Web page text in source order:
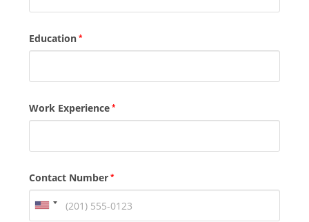
Education *
Work Experience *
Contact Number *